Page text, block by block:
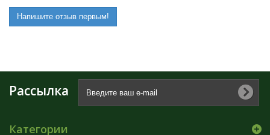
Напишите отзыв первым!
Рассылка
Категории